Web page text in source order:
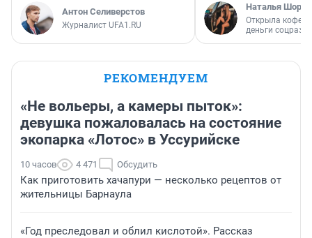
Антон Селиверстов
Журналист UFA1.RU
Наталья
Открыла
деньги
РЕКОМЕНДУЕМ
«Не вольеры, а камеры пыток»:
девушка пожаловалась на состояние
экопарка «Лотос» в Уссурийске
10 часов 4 471 Обсудить
Как приготовить хачапури — несколько рецептов от
жительницы Барнаула
«Год преследовал и облил кислотой». Рассказ